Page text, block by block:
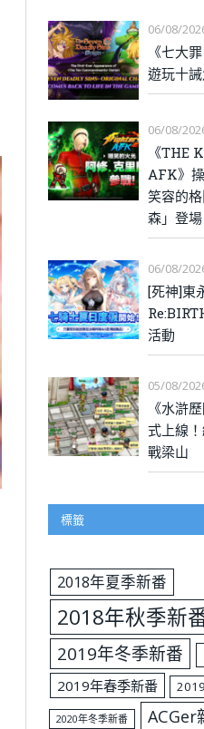
06/08/
《七大
遊玩十誡
06/08/
《THE
AFK》
笑容的
森」登場
06/08/
[死神]東
活動
05/08/
《水滸
式上線
戰梁山
標籤
2018年夏季新番
2018年秋季新
2019年冬季新番
2019年春季新番
2020年冬季新番 ACGer